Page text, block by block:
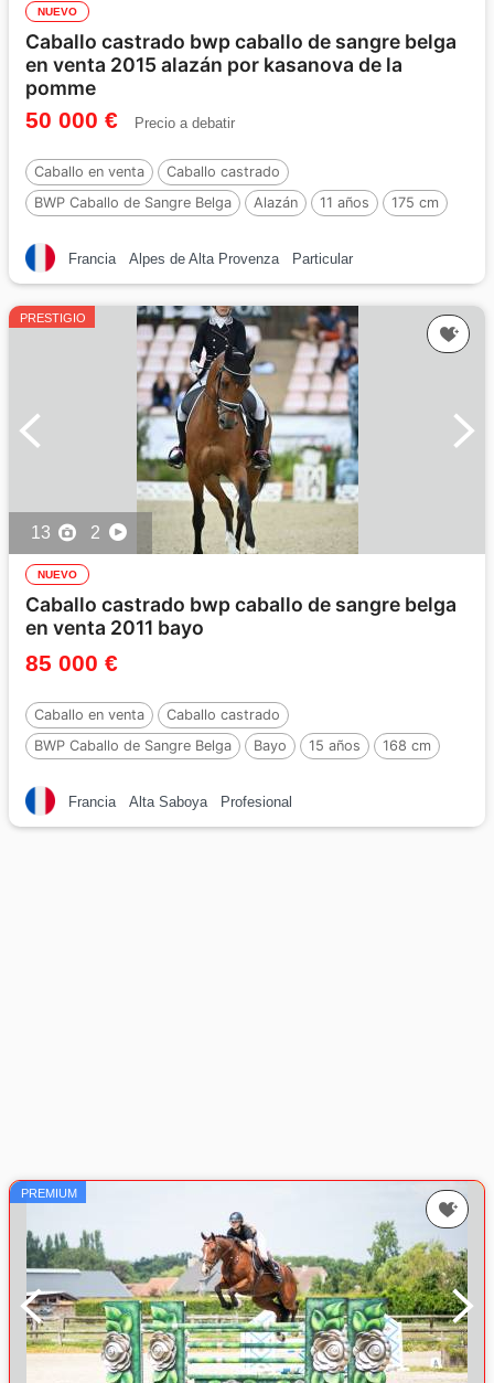
NUEVO
Caballo castrado bwp caballo de sangre belga
en venta 2015 alazán por kasanova de la
pomme
50 000 € Precio a debatir
Caballo en venta
Caballo castrado
BWP Caballo de Sangre Belga
Alazán 11 años
175 cm
Francia
Alpes de Alta Provenza Particular
PRESTIGIO
13 2
NUEVO
Caballo castrado bwp caballo de sangre belga
en venta 2011 bayo
85 000 €
Caballo en venta
Caballo castrado
BWP Caballo de Sangre Belga
Bayo 15 años 168 cm
Francia Alta Saboya Profesional
PREMIUM